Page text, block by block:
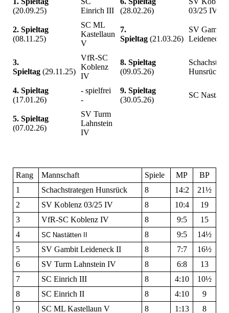
(20.09.25)
Einrich III
(28.02.26)
03/25 IV
2. Spieltag
(08.11.25)
SC ML
Kastellaun
V
7.
Spieltag (21.03.26)
SV Gambit
Leideneck II
3.
Spieltag (29.11.25)
VfR-SC
Koblenz
IV
8. Spieltag
(09.05.26)
Hunsrück
4. Spieltag
(17.01.26)
- spielfrei
-
9. Spieltag
(30.05.26)
SC
5. Spieltag
(07.02.26)
SV Turm
Lahnstein
IV
Rang Mannschaft Spiele MP
BP
1
Schachstrategen Hunsrück 8 14:2
21½
2
SV Koblenz 03/25 IV 8 10:4
19
3
VfR-SC Koblenz IV 8 9:5
15
4
SC Nastätten II 8 9:5
14½
5
SV Gambit Leideneck II 8 7:7
16½
6
SV Turm Lahnstein IV 8 6:8
13
7
SC Einrich III 8 4:10
10½
8
SC Einrich II 8 4:10
9
9
SC ML Kastellaun V 8 1:13 8